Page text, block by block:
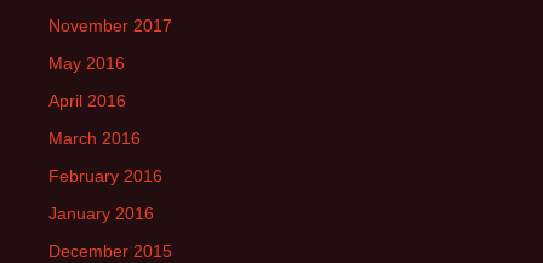
November 2017
May 2016
April 2016
March 2016
February 2016
January 2016
December 2015